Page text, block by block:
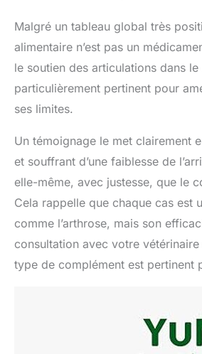
Malgré un tableau global très
alimentaire n’est pas un
le soutien des articulations dans
particulièrement pertinent pour
ses limites.
Un témoignage le met clairement
et souffrant d’une faiblesse de
elle-même, avec justesse, que le
Cela rappelle que chaque cas est
comme l’arthrose, mais son
consultation avec votre
type de complément est pertinent